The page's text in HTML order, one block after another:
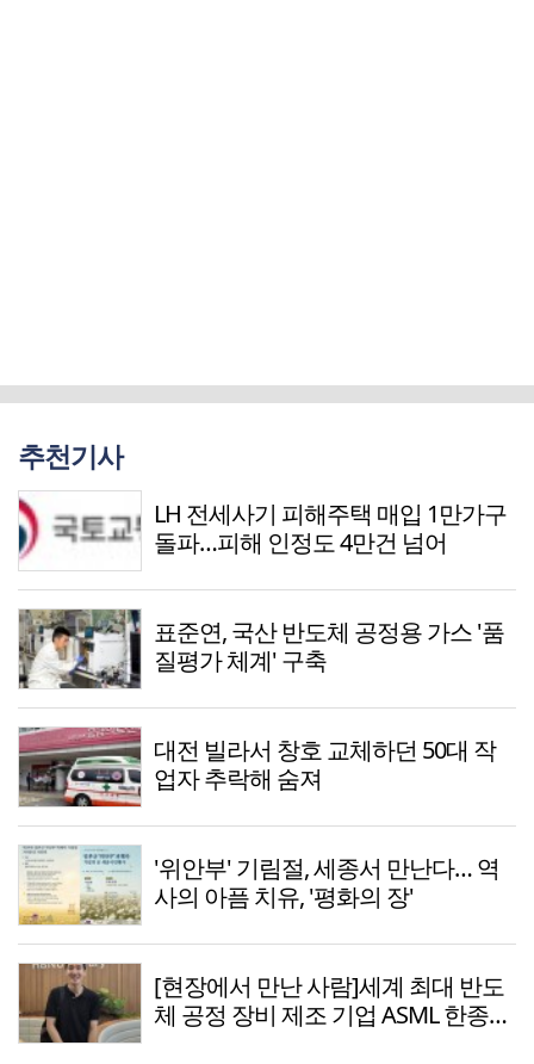
추천기사
LH 전세사기 피해주택 매입 1만가구
돌파…피해 인정도 4만건 넘어
표준연, 국산 반도체 공정용 가스 '품
질평가 체계' 구축
대전 빌라서 창호 교체하던 50대 작
업자 추락해 숨져
'위안부' 기림절, 세종서 만난다… 역
사의 아픔 치유, '평화의 장'
[현장에서 만난 사람]세계 최대 반도
체 공정 장비 제조 기업 ASML 한종호